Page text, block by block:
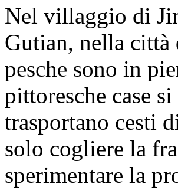
Nel villaggio di
Gutian, nella
pesche sono in
pittoresche case
trasportano cesti
solo cogliere la
sperimentare la